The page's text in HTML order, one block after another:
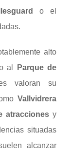
o el
alto
al
Parque de
valoran su
Vallvidrera
atraccionesy
situadas
alcanzar